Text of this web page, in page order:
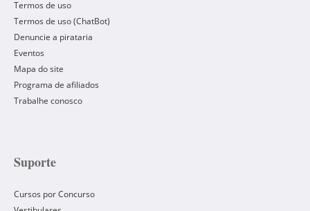
Termos de uso
Termos de uso (ChatBot)
Denuncie a pirataria
Eventos
Mapa do site
Programa de afiliados
Trabalhe conosco
Suporte
Cursos por Concurso